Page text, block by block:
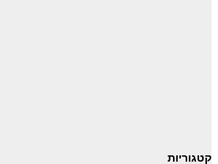
קטגוריות